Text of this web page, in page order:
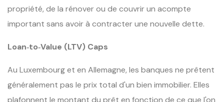
propriété, de la rénover ou de couvrir un acompte
important sans avoir à contracter une nouvelle dette.
Loan‑to‑Value (LTV) Caps
Au Luxembourg et en Allemagne, les banques ne prêtent
généralement pas le prix total d'un bien immobilier. Elles
plafonnent le montant du prêt en fonction de ce que l'on